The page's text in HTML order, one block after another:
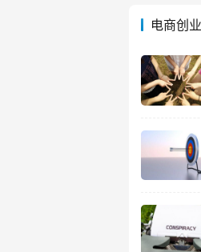
电商创业